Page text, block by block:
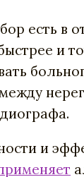
есть в
и
и